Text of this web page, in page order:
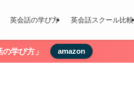
英会話の学び方 英会話スクール比較
学び方」 amazon